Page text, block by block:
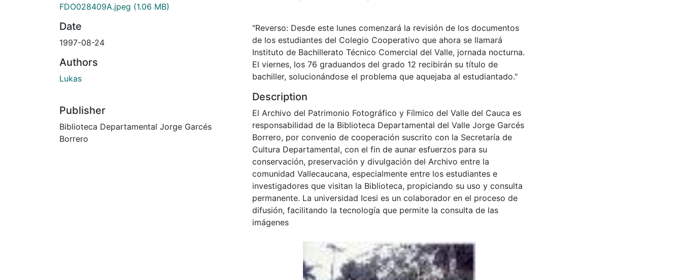
FDO028409A.jpeg (1.06 MB)
Date
1997-08-24
Authors
Lukas
Publisher
Biblioteca Departamental Jorge Garcés
Borrero
"Reverso: Desde este lunes comenzará la revisión de los documentos
de los estudiantes del Colegio Cooperativo que ahora se llamará
Instituto de Bachillerato Técnico Comercial del Valle, jornada nocturna.
El viernes, los 76 graduandos del grado 12 recibirán su título de
bachiller, solucionándose el problema que aquejaba al estudiantado."
Description
El Archivo del Patrimonio Fotográfico y Fílmico del Valle del Cauca es
responsabilidad de la Biblioteca Departamental del Valle Jorge Garcés
Borrero, por convenio de cooperación suscrito con la Secretaría de
Cultura Departamental, con el fin de aunar esfuerzos para su
conservación, preservación y divulgación del Archivo entre la
comunidad Vallecaucana, especialmente entre los estudiantes e
investigadores que visitan la Biblioteca, propiciando su uso y consulta
permanente. La universidad Icesi es un colaborador en el proceso de
difusión, facilitando la tecnología que permite la consulta de las
imágenes